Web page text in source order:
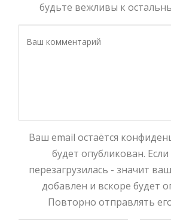
будьте вежливы к
Ваш email остаётся
будет опубликован.
перезагрузилась - значит
добавлен и вскоре будет
Повторно отправлять